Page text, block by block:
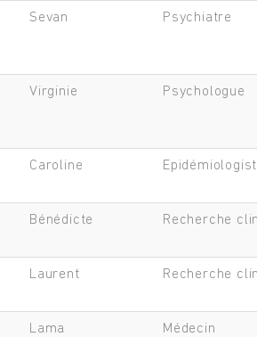
Sevan Psychiatre
Virginie Psychologue
Caroline
Bénédicte Recherche
Laurent Recherche
Lama Médecin